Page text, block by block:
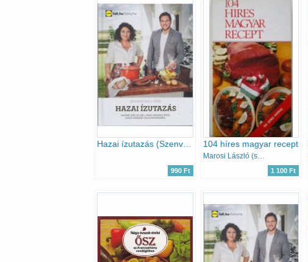
Hazai ízutazás (Szenvedélyünk a főzés)
990 Ft
104 híres magyar recept
Marosi László (szerk.)
1 100 Ft